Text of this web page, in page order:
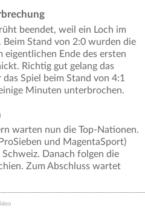
beendet, weil ein Loch im
Beim Stand von 2:0 wurden die
eigentlichen Ende des ersten
Richtig gut gelang das
Spiel beim Stand von 4:1
Minuten unterbrochen.
warten nun die Top-Nationen.
und MagentaSport)
Schweiz. Danach folgen die
Zum Abschluss wartet